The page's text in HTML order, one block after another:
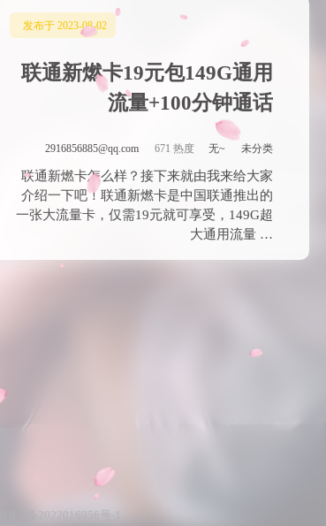
发布于 2023-08-02
联通新燃卡19元包149G通用
流量+100分钟通话
2916856885@qq.com 671 热度 无~ 未分类
联通新燃卡怎么样？接下来就由我来给大家
介绍一下吧！联通新燃卡是中国联通推出的
一张大流量卡，仅需19元就可享受，149G超
大通用流量 …
冀ICP备2022016956号-1